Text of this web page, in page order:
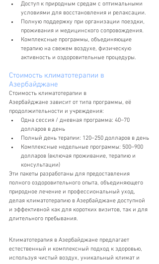
Доступ к природным средам с оптимальными
условиями для восстановления и релаксации.
Полную поддержку при организации поездки,
проживания и медицинского сопровождения.
Комплексные программы, объединяющие
терапию на свежем воздухе, физическую
активность и оздоровительные процедуры.
Стоимость климатотерапии в
Азербайджане
Стоимость климатотерапии в
Азербайджане зависит от типа программы, её
продолжительности и учреждения:
Одна сессия / дневная программа: 40–70
долларов в день
Полный день терапии: 120–250 долларов в день
Комплексные недельные программы: 500–900
долларов (включая проживание, терапию и
консультации)
Эти пакеты разработаны для предоставления
полного оздоровительного опыта, объединяющего
природное лечение и профессиональный уход,
делая климатотерапию в Азербайджане доступной
и эффективной как для коротких визитов, так и для
длительного пребывания.
Климатотерапия в Азербайджане предлагает
естественный и комплексный подход к здоровью,
используя чистый воздух, уникальный климат и